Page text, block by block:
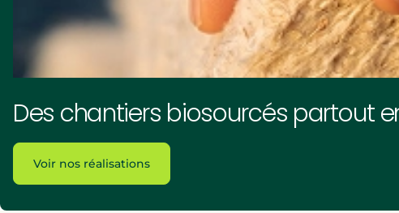
Des chantiers biosourcés partout
Voir nos réalisations